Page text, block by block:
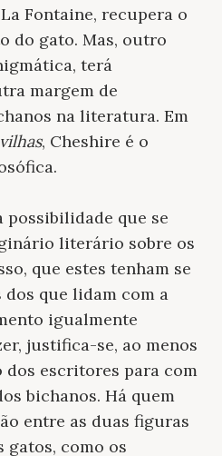
Fontaine, recupera o
do gato. Mas, outro
terá
margem de
na literatura. Em
, Cheshire é o
possibilidade que se
literário sobre os
que estes tenham se
que lidam com a
igualmente
justifica-se, ao menos
dos escritores para com
bichanos. Há quem
entre as duas figuras
gatos, como os